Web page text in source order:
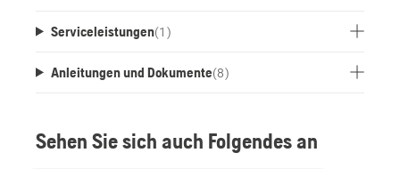
Serviceleistungen(1 )
Anleitungen und Dokumente(8)
Sehen Sie sich auch Folgendes an